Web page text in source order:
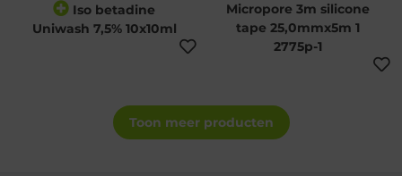
Iso betadine
Uniwash 7,5% 10x10ml
Micropore 3m silicone
tape 25,0mmx5m 1
2775p-1
Toon meer producten